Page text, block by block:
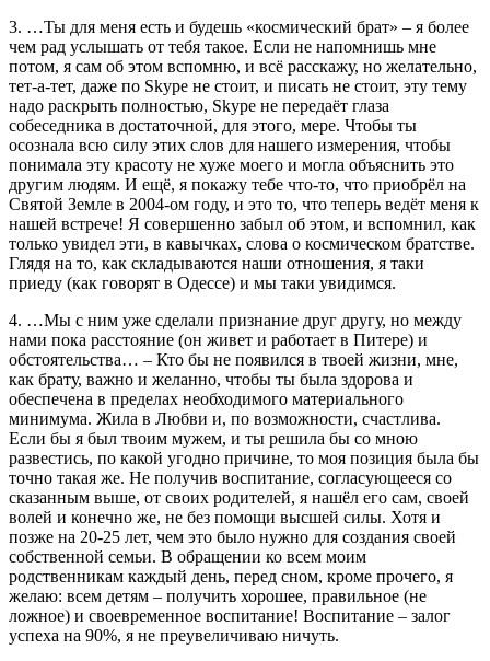
3. …Ты для меня есть и будешь «космический брат» – я более
чем рад услышать от тебя такое. Если не напомнишь мне
потом, я сам об этом вспомню, и всё расскажу, но желательно,
тет-а-тет, даже по Skype не стоит, и писать не стоит, эту тему
надо раскрыть полностью, Skype не передаёт глаза
собеседника в достаточной, для этого, мере. Чтобы ты
осознала всю силу этих слов для нашего измерения, чтобы
понимала эту красоту не хуже моего и могла объяснить это
другим людям. И ещё, я покажу тебе что-то, что приобрёл на
Святой Земле в 2004-ом году, и это то, что теперь ведёт меня к
нашей встрече! Я совершенно забыл об этом, и вспомнил, как
только увидел эти, в кавычках, слова о космическом братстве.
Глядя на то, как складываются наши отношения, я таки
приеду (как говорят в Одессе) и мы таки увидимся.
4. …Мы с ним уже сделали признание друг другу, но между
нами пока расстояние (он живет и работает в Питере) и
обстоятельства… – Кто бы не появился в твоей жизни, мне,
как брату, важно и желанно, чтобы ты была здорова и
обеспечена в пределах необходимого материального
минимума. Жила в Любви и, по возможности, счастлива.
Если бы я был твоим мужем, и ты решила бы со мною
развестись, по какой угодно причине, то моя позиция была бы
точно такая же. Не получив воспитание, согласующееся со
сказанным выше, от своих родителей, я нашёл его сам, своей
волей и конечно же, не без помощи высшей силы. Хотя и
позже на 20-25 лет, чем это было нужно для создания своей
собственной семьи. В обращении ко всем моим
родственникам каждый день, перед сном, кроме прочего, я
желаю: всем детям – получить хорошее, правильное (не
ложное) и своевременное воспитание! Воспитание – залог
успеха на 90%, я не преувеличиваю ничуть.